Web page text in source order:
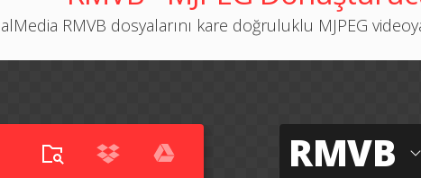
RMVB dosyalarını kare doğruluklu MJPEG
RMVB